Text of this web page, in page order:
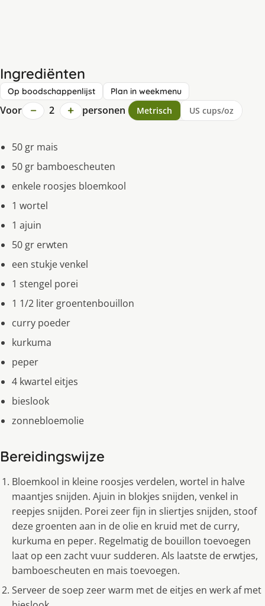
Ingrediënten
Op boodschappenlijst Plan in weekmenu
Voor − 2 + personen Metrisch US cups/oz
50 gr mais
50 gr bamboescheuten
enkele roosjes bloemkool
1 wortel
1 ajuin
50 gr erwten
een stukje venkel
1 stengel porei
1 1/2 liter groentenbouillon
curry poeder
kurkuma
peper
4 kwartel eitjes
bieslook
zonnebloemolie
Bereidingswijze
Bloemkool in kleine roosjes verdelen, wortel in halve
maantjes snijden. Ajuin in blokjes snijden, venkel in
reepjes snijden. Porei zeer fijn in sliertjes snijden, stoof
deze groenten aan in de olie en kruid met de curry,
kurkuma en peper. Regelmatig de bouillon toevoegen
laat op een zacht vuur sudderen. Als laatste de erwtjes,
bamboescheuten en mais toevoegen.
Serveer de soep zeer warm met de eitjes en werk af met